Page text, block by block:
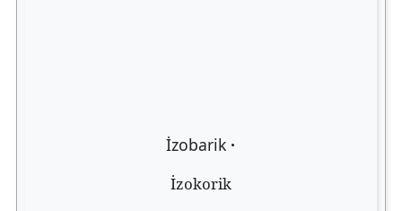
İzobarik
İzokorik